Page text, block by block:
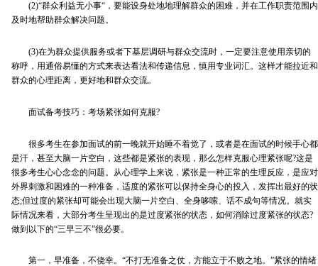
(2)“群众利益无小事“，要能设身处地地理解群众的困难，并在工作职责范围内
及时地帮助群众解决问题。
(3)在为群众提供服务或者下基层调研与群众交流时，一定要注意使用亲切的
称呼，用通俗易懂的方式来表达看法和传递信息，慎用专业词汇。这样才能拉近和
群众的心理距离，更好地和群众交流。
面试备考技巧：考场紧张如何克服?
很多考生在参加面试的前一晚就开始睡不着觉了，或者是在面试的时候手心都
是汗，甚至大脑一片空白，这些都是紧张的表现，那么怎样克服心理紧张呢?这是
很多考生心心念念的问题。从心理学上来说，紧张是一种正常的生理反应，是应对
外界刺激和困难的一种准备，适度的紧张可以保持全身心的投入，发挥出最好的状
态;但过度的紧张却可能会出现大脑一片空白、全身哆嗦、话不成句等情况。就实
际情况来看，大部分考生呈现出的是过度紧张的状态，如何消除过度紧张的状态?
做到以下的“三早三不”很必要。
第一，早准备，不侥幸。“不打无准备之仗，方能立于不败之地。”紧张的情绪